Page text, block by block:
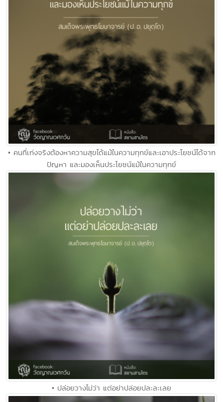
• คนที่เก่งจริงต้องหาความสุขได้แม้ในความทุกข์และเอาประโยชน์ได้จาก
ปัญหา และมองเห็นประโยชน์แม้ในความทุกข์
• ปล่อยวางไม่ว่า แต่อย่าปล่อยปละละเลย